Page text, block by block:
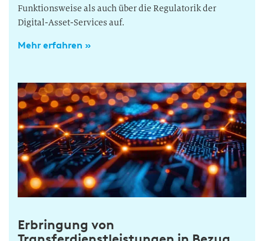
Funktionsweise als auch über die Regulatorik der
Digital-Asset-Services auf.
Mehr erfahren »
Erbringung von